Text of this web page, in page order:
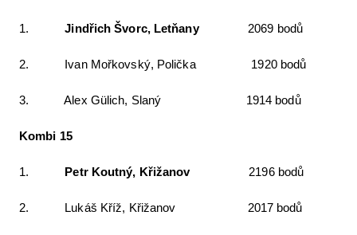
1.Jindřich Švorc, Letňany2069 bodů
2. Ivan Mořkovský, Polička 1920 bodů
3. Alex Gülich, Slaný 1914 bodů
Kombi 15
1. Petr Koutný, Křižanov 2196 bodů
2. Lukáš Kříž, Křižanov 2017 bodů